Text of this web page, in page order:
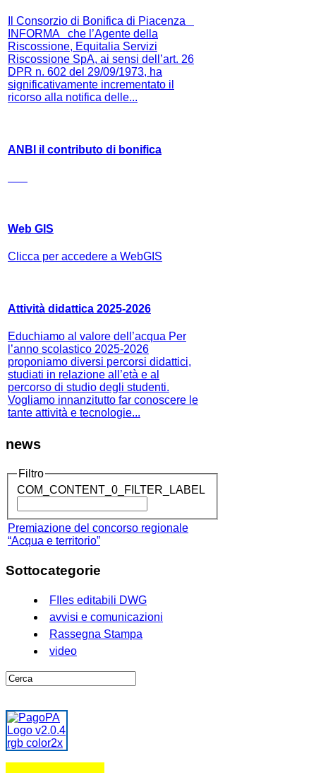
Il Consorzio di Bonifica di Piacenza
INFORMA che l’Agente della
Riscossione, Equitalia Servizi
Riscossione SpA, ai sensi dell’art. 26
DPR n. 602 del 29/09/1973, ha
significativamente incrementato il
ricorso alla notifica delle...
ANBI il contributo di bonifica
Web GIS
Clicca per accedere a WebGIS
Attività didattica 2025-2026
Educhiamo al valore dell’acqua Per
l’anno scolastico 2025-2026
proponiamo diversi percorsi didattici,
studiati in relazione all’età e al
percorso di studio degli studenti.
Vogliamo innanzitutto far conoscere le
tante attività e tecnologie...
news
Filtro
COM_CONTENT_0_FILTER_LABEL
Premiazione del concorso regionale
“Acqua e territorio”
Sottocategorie
FIles editabili DWG
avvisi e comunicazioni
Rassegna Stampa
video